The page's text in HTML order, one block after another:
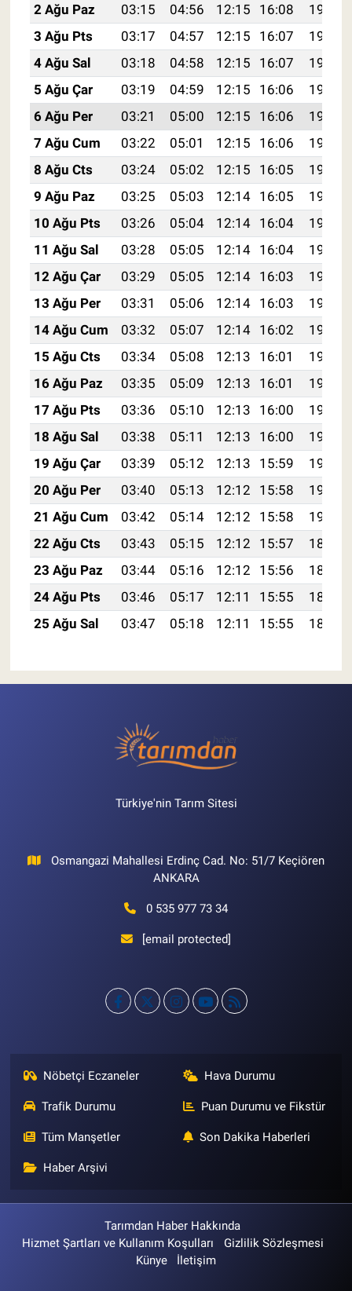
2 Ağu Paz
03:15 04:56 12:15 16:08
19:24
3 Ağu Pts
03:17 04:57 12:15 16:07
19:23
4 Ağu Sal
03:18 04:58 12:15 16:07
19:22
5 Ağu Çar
03:19 04:59 12:15 16:06
19:21
6 Ağu Per
03:21 05:00 12:15 16:06
19:20
7 Ağu Cum
03:22 05:01 12:15 16:06
19:19
8 Ağu Cts
03:24 05:02 12:15 16:05
19:17
9 Ağu Paz
03:25 05:03 12:14 16:05
19:16
10 Ağu Pts
03:26 05:04 12:14 16:04
19:15
11 Ağu Sal
03:28 05:05 12:14 16:04
19:14
12 Ağu Çar
03:29 05:05 12:14 16:03
19:13
13 Ağu Per
03:31 05:06 12:14 16:03
19:11
14 Ağu Cum
03:32 05:07 12:14 16:02
19:10
15 Ağu Cts
03:34 05:08 12:13 16:01
19:09
16 Ağu Paz
03:35 05:09 12:13 16:01
19:07
17 Ağu Pts
03:36 05:10 12:13 16:00
19:06
18 Ağu Sal
03:38 05:11 12:13 16:00
19:05
19 Ağu Çar
03:39 05:12 12:13 15:59
19:03
20 Ağu Per
03:40 05:13 12:12 15:58
19:02
21 Ağu Cum
03:42 05:14 12:12 15:58
19:00
22 Ağu Cts
03:43 05:15 12:12 15:57
18:59
23 Ağu Paz
03:44 05:16 12:12 15:56
18:57
24 Ağu Pts
03:46 05:17 12:11 15:55
18:56
25 Ağu Sal
03:47 05:18 12:11 15:55 18:54
Türkiye'nin Tarım Sitesi
Osmangazi Mahallesi Erdinç Cad. No: 51/7 Keçiören
ANKARA
0 535 977 73 34
[email protected]
Nöbetçi Eczaneler Hava Durumu
Trafik Durumu Puan Durumu ve Fikstür
Tüm Manşetler Son Dakika Haberleri
Haber Arşivi
Tarımdan Haber Hakkında
Hizmet Şartları ve Kullanım Koşulları
Gizlilik Sözleşmesi
Künye
İletişim